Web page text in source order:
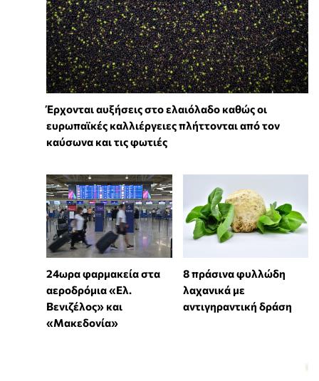
Έρχονται αυξήσεις στο ελαιόλαδο καθώς οι
ευρωπαϊκές καλλιέργειες πλήττονται από τον
καύσωνα και τις φωτιές
24ωρα φαρμακεία στα
αεροδρόμια «Ελ.
Βενιζέλος» και
«Μακεδονία»
8 πράσινα φυλλώδη
λαχανικά με
αντιγηραντική δράση